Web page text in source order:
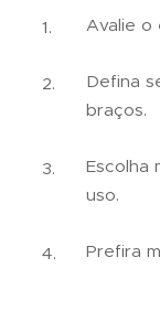
Avalie o
Defina
braços.
Escolha
uso.
Prefira